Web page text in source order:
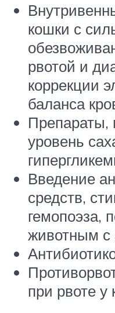
кошки с
рвотой и
коррекции
баланса
уровень
Введение
средств,
гемопоэза,
животным с
при рвоте у